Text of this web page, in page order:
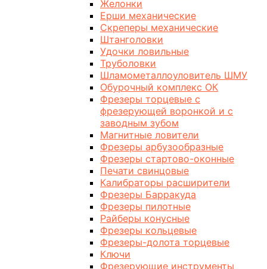
Желонки
Ерши механические
Скреперы механические
Штанголовки
Удочки ловильные
Труболовки
Шламометаллоуловитель ШМУ
Обурочный комплекс ОК
Фрезеры торцевые с
фрезерующей воронкой и с
заводным зубом
Магнитные ловители
Фрезеры арбузообразные
Фрезеры стартово-оконные
Печати свинцовые
Калибраторы расширители
Фрезеры Барракуда
Фрезеры пилотные
Райберы конусные
Фрезеры кольцевые
Фрезеры-долота торцевые
Ключи
Фрезерующие инструменты